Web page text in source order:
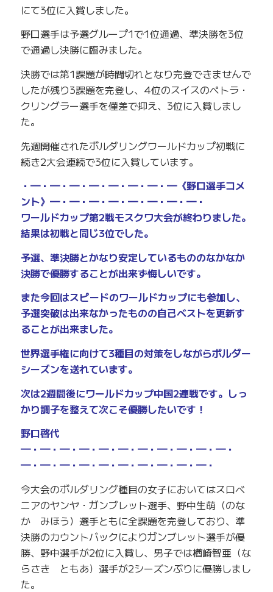
にて3位に入賞しました。
野口選手は予選グループ1で1位通過、準決勝を3位
で通過し決勝に臨みました。
決勝では第1課題が時間切れとなり完登できませんで
したが残り3課題を完登し、4位のスイスのペトラ・
クリングラー選手を僅差で抑え、3位に入賞しまし
た。
先週開催されたボルダリングワールドカップ初戦に
続き2大会連続で3位に入賞しています。
・━・━・━・━・━・━・━・━《野口選手コメ
ント》━・━・━・━・━・━・━・━・
ワールドカップ第2戦モスクワ大会が終わりました。
結果は初戦と同じ3位でした。
予選、準決勝とかなり安定しているもののなかなか
決勝で優勝することが出来ず悔しいです。
また今回はスピードのワールドカップにも参加し、
予選突破は出来なかったものの自己ベストを更新す
ることが出来ました。
世界選手権に向けて3種目の対策をしながらボルダー
シーズンを送れています。
次は2週間後にワールドカップ中国2連戦です。しっ
かり調子を整えて次こそ優勝したいです！
野口啓代
━・━・━・━・━・━・━・━・━・━・━・
━・━・━・━・━・━・━・━・━・━・
今大会のボルダリング種目の女子においてはスロベ
ニアのヤンヤ・ガンブレット選手、野中生萌（のな
か みほう）選手ともに全課題を完登しており、準
決勝のカウントバックによりガンブレット選手が優
勝、野中選手が2位に入賞し、男子では楢崎智亜（な
らさき ともあ）選手が2シーズンぶりに優勝しまし
た。